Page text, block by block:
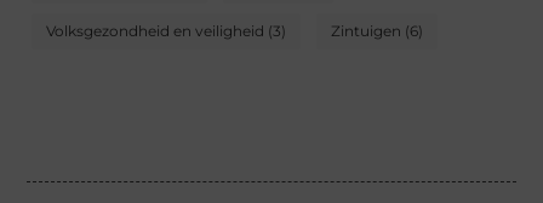
Volksgezondheid en veiligheid (3) Zintuigen (6)